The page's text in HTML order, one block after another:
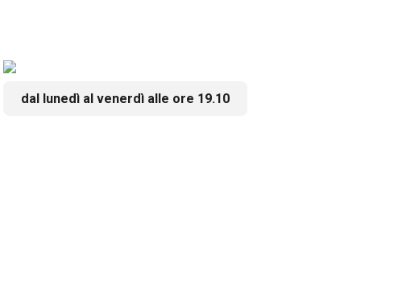
dal lunedì al venerdì alle ore 19.10